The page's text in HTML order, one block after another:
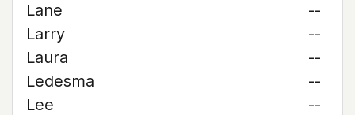
Lane
--
Larry
--
Laura
--
Ledesma
--
Lee
--